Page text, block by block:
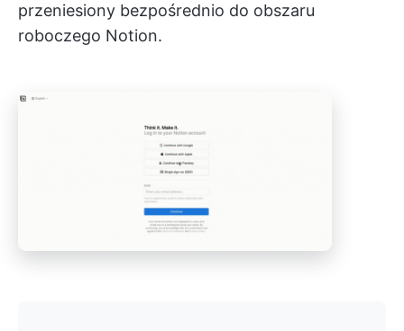
przeniesiony bezpośrednio do obszaru
roboczego Notion.